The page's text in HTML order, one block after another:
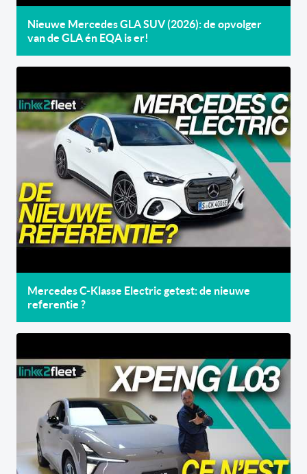
Nieuwe Mercedes GLA SUV (2026): de opvolger
van de GLA én EQA is er!
Mercedes C-Klasse Electric getest: de nieuwe
referentie ?